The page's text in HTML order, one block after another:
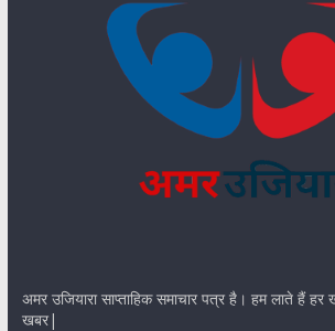
अमर उजियारा साप्ताहिक समाचार पत्र है। हम लाते हैं
खबर|